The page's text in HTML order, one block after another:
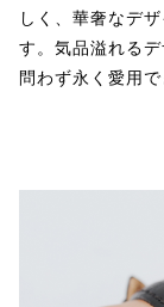
しく、華奢なデ
す。気品溢れる
問わず永く愛用